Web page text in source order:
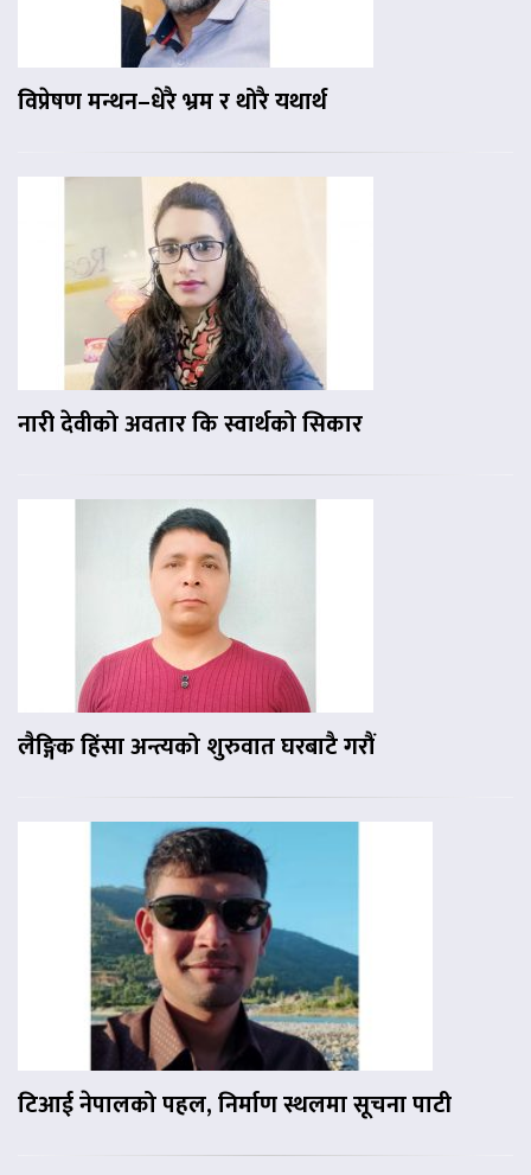
विप्रेषण मन्थन–धेरै भ्रम र थोरै यथार्थ
नारी देवीको अवतार कि स्वार्थको सिकार
लैङ्गिक हिंसा अन्त्यको शुरुवात घरबाटै गरौं
टिआई नेपालको पहल, निर्माण स्थलमा सूचना पाटी